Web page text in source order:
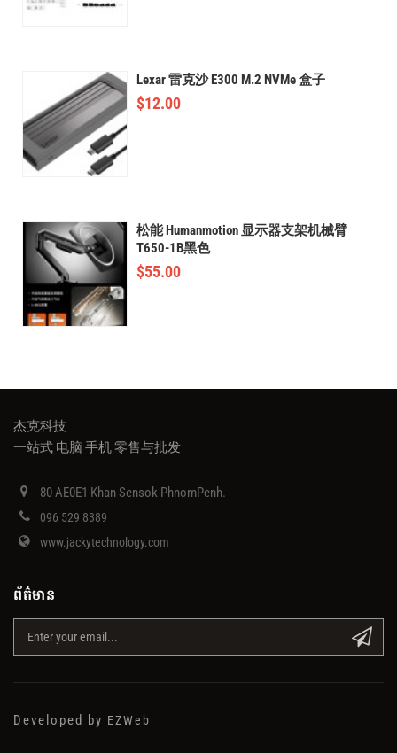
Lexar 雷克沙 E300 M.2 NVMe 盒子
$12.00
松能 Humanmotion 显示器支架机械臂
T650-1B黑色
$55.00
杰克科技
一站式 电脑 手机 零售与批发
80 AE0E1 Khan Sensok PhnomPenh.
096 529 8389
www.jackytechnology.com
ព័ត៌មាន
Developed by EZWeb